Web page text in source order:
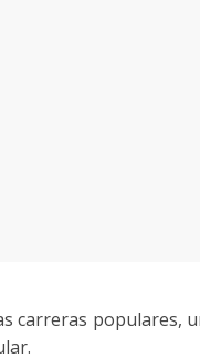
carreras populares,